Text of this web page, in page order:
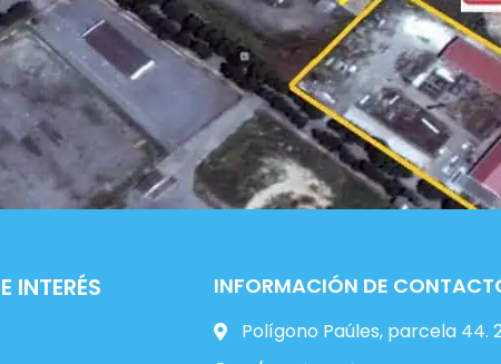
INTERÉS INFORMACIÓN DE
Polígono Paúles, parcela 44.